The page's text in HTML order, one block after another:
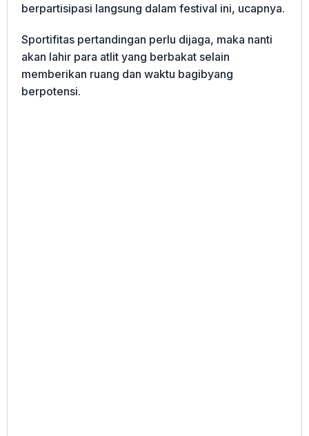
berpartisipasi langsung dalam festival ini, ucapnya.
Sportifitas pertandingan perlu dijaga, maka nanti
akan lahir para atlit yang berbakat selain
memberikan ruang dan waktu bagibyang
berpotensi.